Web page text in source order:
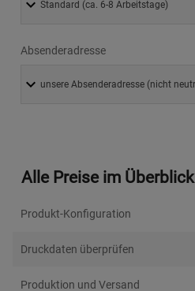
Absenderadresse
Alle Preise im Überblick
Produkt-Konfiguration
Druckdaten überprüfen
Produktion und Versand